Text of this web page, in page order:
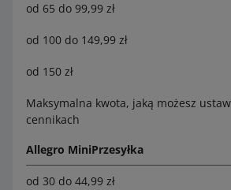
od 65 do 99,99 zł
od 100 do 149,99 zł
od 150 zł
Maksymalna kwota, jaką możesz
cennikach
Allegro MiniPrzesyłka
od 30 do 44,99 zł